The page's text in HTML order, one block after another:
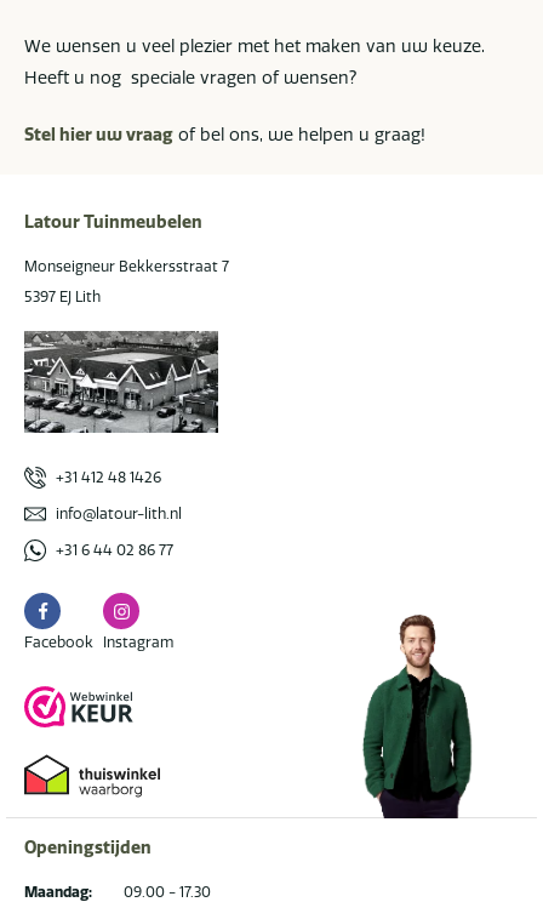
We wensen u veel plezier met het maken van uw keuze.
Heeft u nog speciale vragen of wensen?
Stel hier uw vraag of bel ons, we helpen u graag!
Latour Tuinmeubelen
Monseigneur Bekkersstraat 7
5397 EJ Lith
+31 412 48 1426
info@latour-lith.nl
+31 6 44 02 86 77
Facebook
Facebook
Instagram
Instagram
Openingstijden
Maandag:
09.00 - 17.30